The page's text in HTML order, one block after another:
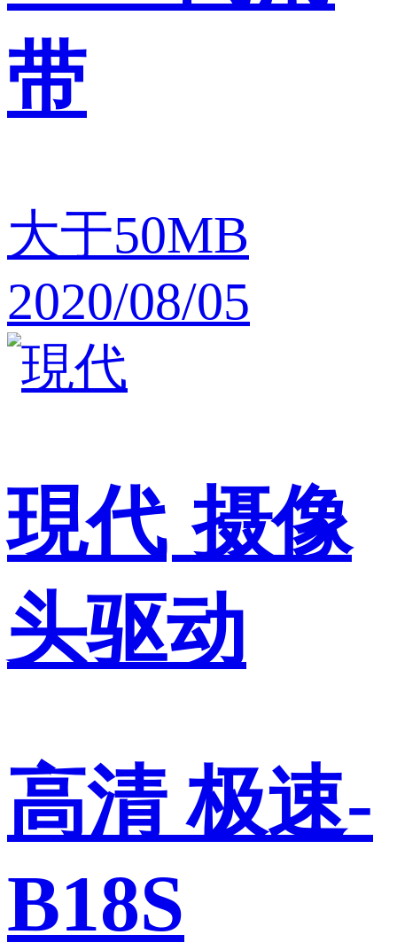
带
大于50MB
2020/08/05
現代 摄像
头驱动
高清 极速-
B18S